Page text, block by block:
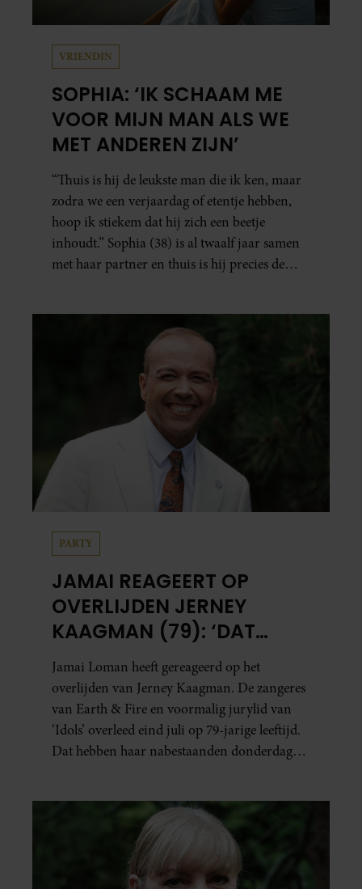
VRIENDIN
SOPHIA: ‘IK SCHAAM ME
VOOR MIJN MAN ALS WE
MET ANDEREN ZIJN’
“Thuis is hij de leukste man die ik ken, maar
zodra we een verjaardag of etentje hebben,
hoop ik stiekem dat hij zich een beetje
inhoudt.” Sophia (38) is al twaalf jaar samen
met haar partner en thuis is hij precies de
vaker schaamt zodra ze samen onder de
PARTY
JAMAI REAGEERT OP
OVERLIJDEN JERNEY
KAAGMAN (79): ‘DAT
VERTROUWEN ZAL IK
NOOIT VERGETEN’
Jamai Loman heeft gereageerd op het
overlijden van Jerney Kaagman. De zangeres
van Earth & Fire en voormalig jurylid van
‘Idols’ overleed eind juli op 79-jarige leeftijd.
Dat hebben haar nabestaanden donderdag